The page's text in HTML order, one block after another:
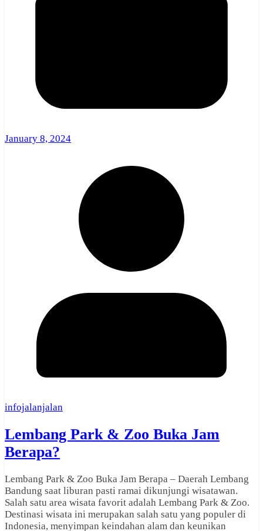
January 8, 2024
infojalanjalan
Lembang Park & Zoo Buka Jam
Berapa?
Lembang Park & Zoo Buka Jam Berapa – Daerah Lembang
Bandung saat liburan pasti ramai dikunjungi wisatawan.
Salah satu area wisata favorit adalah Lembang Park & Zoo.
Destinasi wisata ini merupakan salah satu yang populer di
Indonesia, menyimpan keindahan alam dan keunikan